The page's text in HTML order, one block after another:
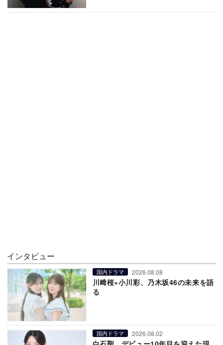
インタビュー
国内ドラマ 2026.08.08
川﨑桜×小川彩、乃木坂46の未来を語
る
国内ドラマ 2026.08.02